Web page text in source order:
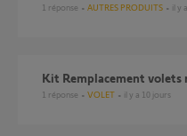
1 réponse AUTRES PRODUITS il
Kit Remplacement
1 réponse VOLET il y a 10 jours